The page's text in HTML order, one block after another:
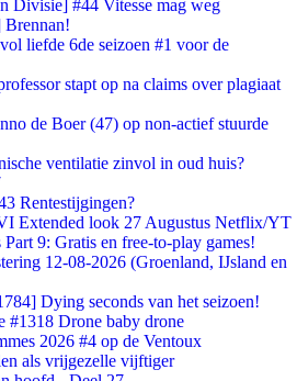
Divisie] #44 Vitesse mag weg
Brennan!
liefde 6de seizoen #1 voor de
stapt op na claims over plagiaat
de Boer (47) op non-actief stuurde
ventilatie zinvol in oud huis?
Rentestijgingen?
Extended look 27 Augustus Netflix/YT
9: Gratis en free-to-play games!
12-08-2026 (Groenland, IJsland en
Dying seconds van het seizoen!
#1318 Drone baby drone
2026 #4 op de Ventoux
als vrijgezelle vijftiger